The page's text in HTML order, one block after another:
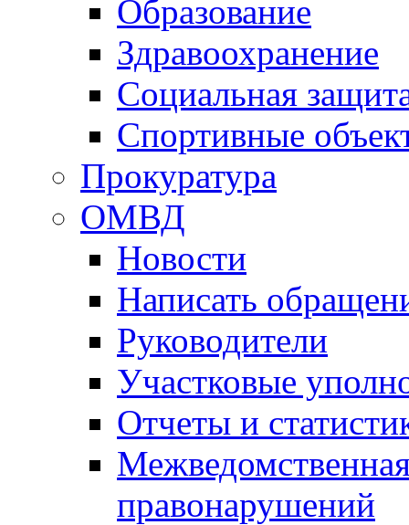
Образование
Здравоохранение
Социальная
Спортивные
Прокуратура
ОМВД
Новости
Написать
Руководители
Участковые
Отчеты и
правонарушений